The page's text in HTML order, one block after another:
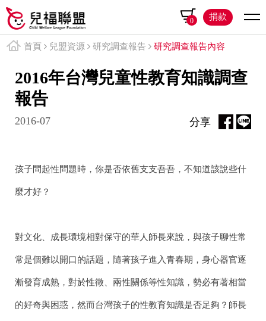
0 捐款
首頁 兒盟資源 研究調查報告 研究調查報告內容
2016年台灣兒童性教育知識調查
報告
2016-07 分享
孩子問起性問題時，你是否依舊支支吾吾，不知道該說些什
麼才好？
對文化、成長環境相對保守的華人師長來說，與孩子聊性常
常是個難以開口的話題，隨著孩子進入青春期，身心器官逐
漸發育成熟，對於性徵、兩性關係等性知識，勢必有著相當
的好奇與困惑，然而台灣孩子的性教育知識是否足夠？師長